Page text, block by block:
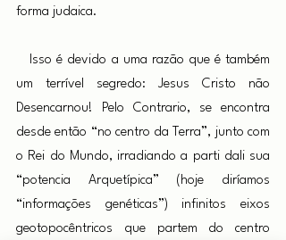
forma judaica.
Isso é devido a uma razão que é também
um terrível segredo: Jesus Cristo não
Desencarnou! Pelo Contrario, se encontra
desde então “no centro da Terra”, junto com
o Rei do Mundo, irradiando a parti dali sua
“potencia Arquetípica” (hoje diríamos
“informações genéticas”) infinitos eixos
geotopocêntricos que partem do centro